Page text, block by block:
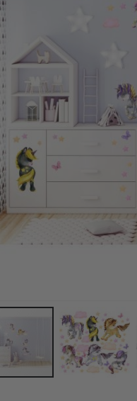
Personalisert Plakat - I Jesu